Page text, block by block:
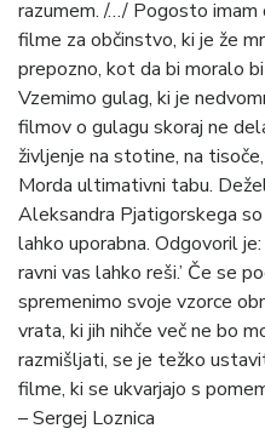
razumem. /…/ Pogosto imam
filme za občinstvo, ki je že
prepozno, kot da bi moralo
Vzemimo gulag, ki je
filmov o gulagu skoraj ne
življenje na stotine, na
Morda ultimativni tabu.
Aleksandra Pjatigorskega
lahko uporabna. Odgovoril
ravni vas lahko reši.’ Če se
spremenimo svoje vzorce
vrata, ki jih nihče več ne bo
razmišljati, se je težko
filme, ki se ukvarjajo s
– Sergej Loznica